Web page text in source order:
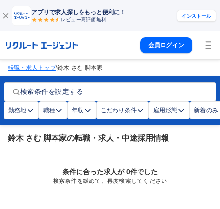
アプリで求人探しをもっと便利に！
レビュー高評価無料
インストール
会員ログイン
転職・求人トップ/鈴木 さむ 脚本家
検索条件を設定する
勤務地 職種 年収 こだわり条件 雇用形態 新着のみ
鈴木 さむ 脚本家の転職・求人・中途採用情報
条件に合った求人が 0件でした
検索条件を緩めて、再度検索してください